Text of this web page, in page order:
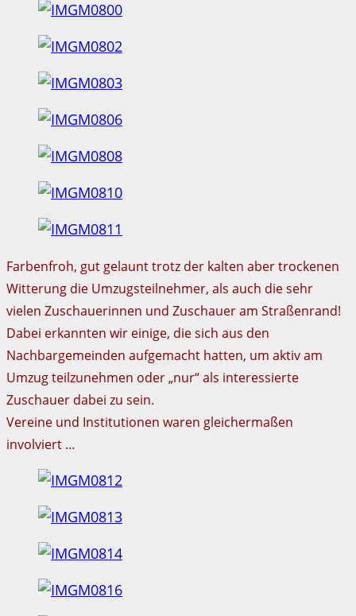
Farbenfroh, gut gelaunt trotz der kalten aber trockenen
Witterung die Umzugsteilnehmer, als auch die sehr
vielen Zuschauerinnen und Zuschauer am Straßenrand!
Dabei erkannten wir einige, die sich aus den
Nachbargemeinden aufgemacht hatten, um aktiv am
Umzug teilzunehmen oder „nur“ als interessierte
Zuschauer dabei zu sein.
Vereine und Institutionen waren gleichermaßen
involviert …